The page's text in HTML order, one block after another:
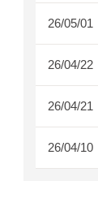
26/05/01
26/04/22
26/04/21
26/04/10